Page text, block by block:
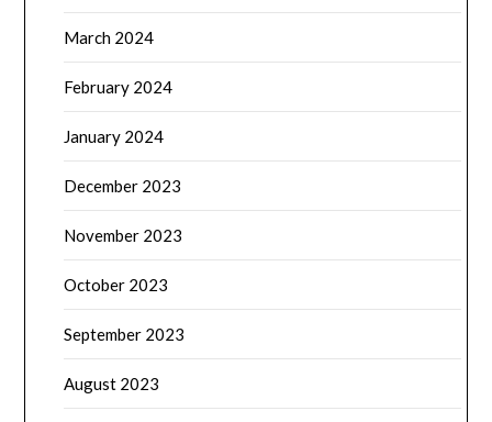
March 2024
February 2024
January 2024
December 2023
November 2023
October 2023
September 2023
August 2023